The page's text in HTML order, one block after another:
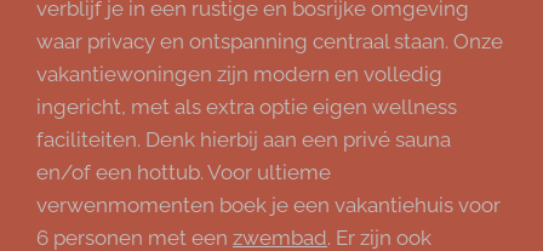
verblijf je in een rustige en bosrijke omgeving
waar privacy en ontspanning centraal staan. Onze
vakantiewoningen zijn modern en volledig
ingericht, met als extra optie eigen wellness
faciliteiten. Denk hierbij aan een privé sauna
en/of een hottub. Voor ultieme
verwenmomenten boek je een vakantiehuis voor
6 personen met eenzwembad. Er zijn ook